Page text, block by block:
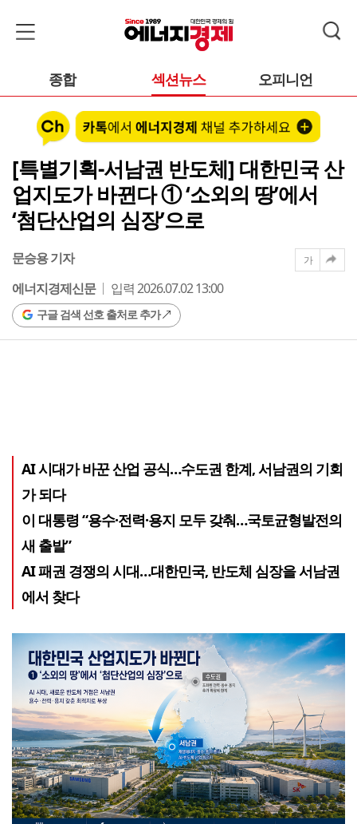
종합 섹션뉴스 오피니언
[특별기획-서남권 반도체] 대한민국 산
업지도가 바뀐다 ① ‘소외의 땅’에서
‘첨단산업의 심장’으로
문승용 기자
에너지경제신문
입력 2026.07.02 13:00
구글 검색 선호 출처로 추가
가
AI 시대가 바꾼 산업 공식…수도권 한계, 서남권의 기회
가 되다
이 대통령 “용수·전력·용지 모두 갖춰…국토균형발전의
새 출발”
AI 패권 경쟁의 시대…대한민국, 반도체 심장을 서남권
에서 찾다